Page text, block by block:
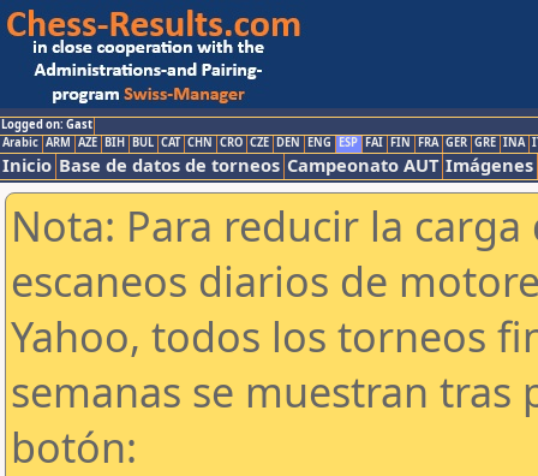
Logged on: Gast
Arabic ARM AZE BIH BUL CAT CHN CRO CZE DEN ENG ESP FAI FIN FRA GER GRE INA
Inicio Base de datos de torneos Campeonato AUT Imágenes
Nota: Para reducir la
escaneos diarios de
Yahoo, todos los torneos
semanas se muestran tras
botón: